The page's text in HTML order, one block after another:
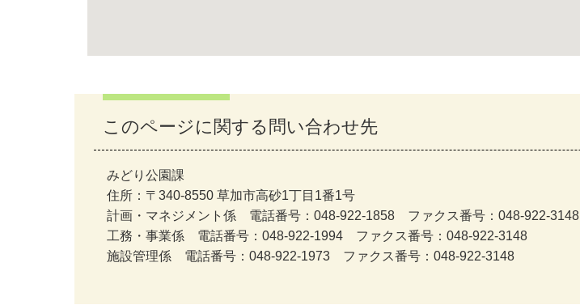
このページに関する問い合わせ先
みどり公園課
住所：〒340-8550 草加市高砂1丁目1番1号
計画・マネジメント係 電話番号：048-922-1858 ファクス番号：048-922-3148
工務・事業係 電話番号：048-922-1994 ファクス番号：048-922-3148
施設管理係 電話番号：048-922-1973 ファクス番号：048-922-3148